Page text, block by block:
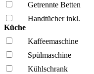
Getrennte Betten
Handtücher inkl.
Küche
Kaffee­maschine
Spül­maschine
Kühl­schrank